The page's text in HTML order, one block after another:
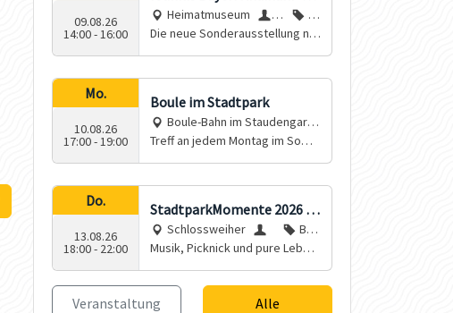
09.08.26
14:00-16:00
eue Himmelsordnung
Heimatmuseum
S
tadt
Rain
usst
ellun
Die neue Sonderausstellung nä
hert sich zum 400sten Todestag
Mo.
10.08.26
17:00-19:00
Boule im Stadtpark
n
und
Rain
e.V.
Treff an jedem Montag im Somm
er. An Feiertagen und bei Regen
Do.
13.08.26
18:00- 22:00
StadtparkMomente 2026 -
RUME
Schlossweiher
Sta
dt R
ain
nenkun
st, Kon
zert
Musik, Picknick und pure Leben
sfreude
Veranstaltung
Alle